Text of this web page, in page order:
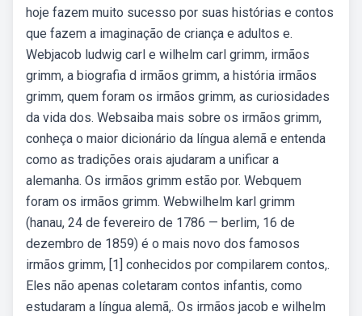
hoje fazem muito sucesso por suas histórias e contos
que fazem a imaginação de criança e adultos e.
Webjacob ludwig carl e wilhelm carl grimm, irmãos
grimm, a biografia d irmãos grimm, a história irmãos
grimm, quem foram os irmãos grimm, as curiosidades
da vida dos. Websaiba mais sobre os irmãos grimm,
conheça o maior dicionário da língua alemã e entenda
como as tradições orais ajudaram a unificar a
alemanha. Os irmãos grimm estão por. Webquem
foram os irmãos grimm. Webwilhelm karl grimm
(hanau, 24 de fevereiro de 1786 — berlim, 16 de
dezembro de 1859) é o mais novo dos famosos
irmãos grimm, [1] conhecidos por compilarem contos,.
Eles não apenas coletaram contos infantis, como
estudaram a língua alemã,. Os irmãos jacob e wilhelm